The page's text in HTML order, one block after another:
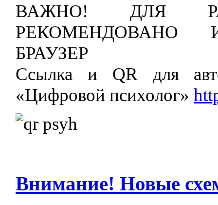
ВАЖНО! ДЛЯ
РЕКОМЕНДОВАНО
БРАУЗЕР
Ссылка и QR для
«Цифровой психолог»
Внимание! Новые